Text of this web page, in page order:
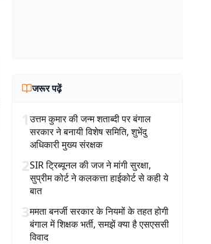
जरूर पढ़ें
1उत्तम कुमार की जन्म शताब्दी पर बंगाल
सरकार ने बनायी विशेष समिति, शुभेंदु
अधिकारी मुख्य संरक्षक
2SIR ट्रिब्यूनल की जज ने मांगी सुरक्षा,
सुप्रीम कोर्ट ने कलकत्ता हाईकोर्ट से कही ये
बात
3ममता बनर्जी सरकार के नियमों के तहत होगी
बंगाल में शिक्षक भर्ती, समझें क्या है एसएससी
विवाद